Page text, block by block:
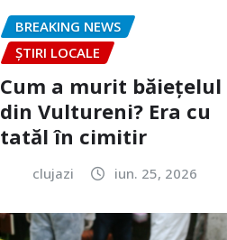
BREAKING NEWS
ȘTIRI LOCALE
Cum a murit băiețelul
din Vultureni? Era cu
tatăl în cimitir
clujazi iun. 25, 2026